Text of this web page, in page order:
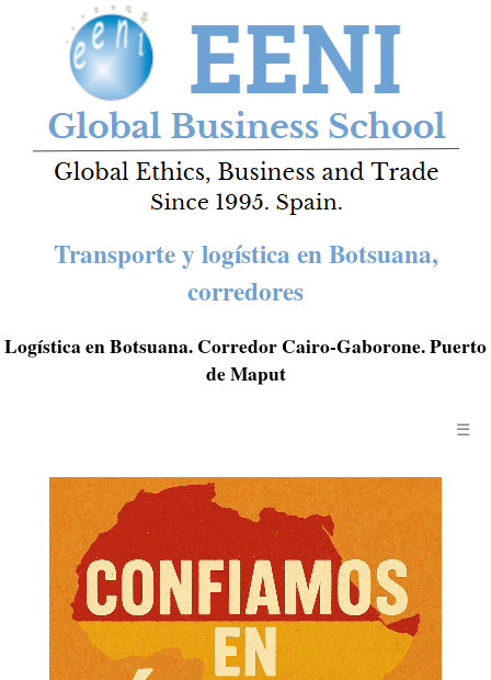
Transporte y logística en Botsuana,
corredores
Logística en Botsuana. Corredor Cairo-Gaborone. Puerto
de Maput
☰